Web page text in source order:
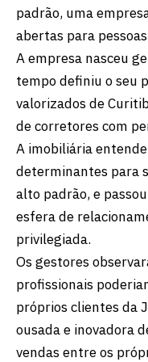
padrão, uma
abertas para
A empresa nasceu
tempo definiu o seu
valorizados de
de corretores com
A imobiliária
determinantes para
alto padrão, e
esfera de
privilegiada.
Os gestores
profissionais
próprios clientes da
ousada e inovadora
vendas entre os